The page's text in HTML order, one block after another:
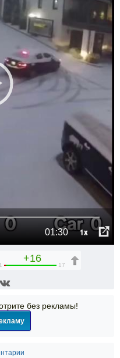
01:30 1x
+16
1 17
без рекламы!